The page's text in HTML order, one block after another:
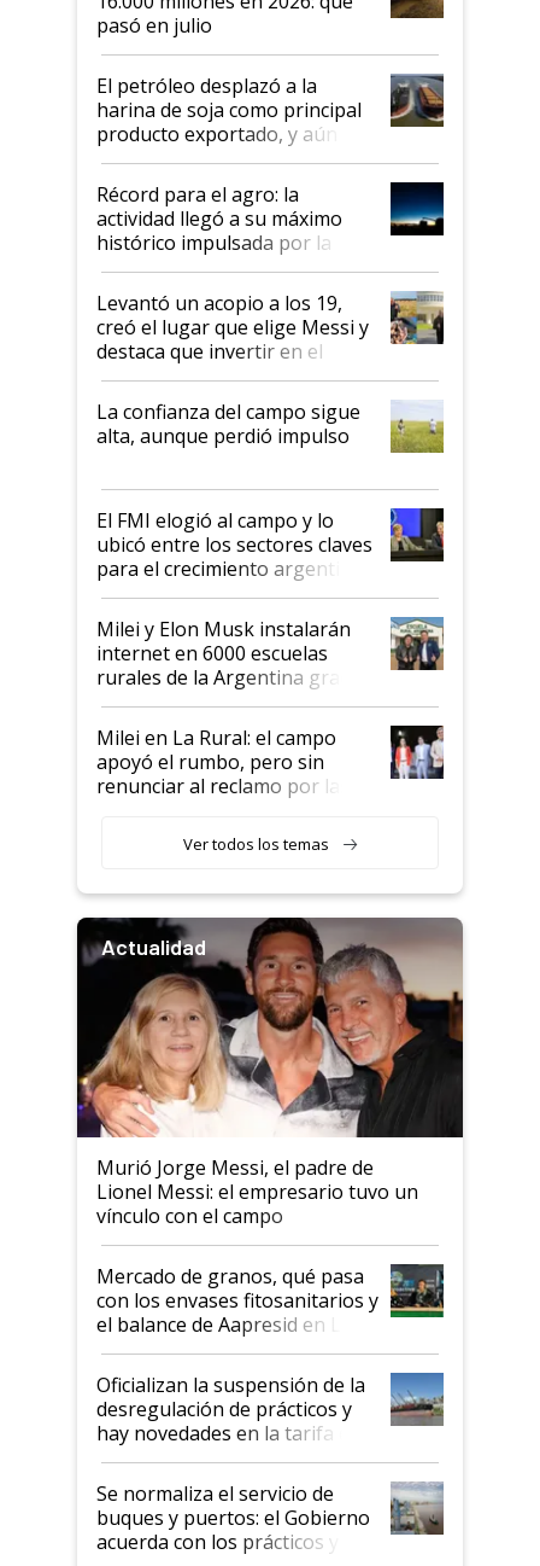
pasó en julio
El petróleo desplazó a la
harina de soja como principal
producto exportado, y aún así
el agro aportó casi seis de cada
diez dólares y sostuvo el
liderazgo en un semestre
récord
Récord para el agro: la
actividad llegó a su máximo
histórico impulsada por la
cosecha y las exportaciones
Levantó un acopio a los 19,
creó el lugar que elige Messi y
destaca que invertir en el
kirchnerismo era como "darle
plata a un hijo para droga":
Juan Félix Rossetti, el libertario
que de una dura crisis salió
de Milei
La confianza del campo sigue
alta, aunque perdió impulso
El FMI elogió al campo y lo
ubicó entre los sectores claves
para el crecimiento argentino
Milei y Elon Musk instalarán
internet en 6000 escuelas
rurales de la Argentina gracias
a un acuerdo con Starlink
Milei en La Rural: el campo
apoyó el rumbo, pero sin
renunciar al reclamo por las
Ver todos los temas
Actualidad
Murió Jorge Messi, el padre de
Lionel Messi: el empresario tuvo un
vínculo con el campo
Mercado de granos, qué pasa
con los envases fitosanitarios y
el balance de Aapresid en La
Posta
Oficializan la suspensión de la
desregulación de prácticos y
hay novedades en la tarifa de
la hidrovía
Se normaliza el servicio de
buques y puertos: el Gobierno
acuerda con los prácticos y